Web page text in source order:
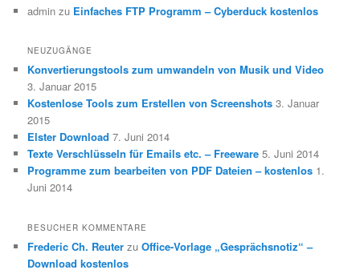
admin zu Einfaches FTP Programm – Cyberduck kostenlos
NEUZUGÄNGE
Konvertierungstools zum umwandeln von Musik und Video
3. Januar 2015
Kostenlose Tools zum Erstellen von Screenshots 3. Januar
2015
Elster Download 7. Juni 2014
Texte Verschlüsseln für Emails etc. – Freeware 5. Juni 2014
Programme zum bearbeiten von PDF Dateien – kostenlos 1.
Juni 2014
BESUCHER KOMMENTARE
Frederic Ch. Reuter zuOffice-Vorlage „Gesprächsnotiz“ –
Download kostenlos